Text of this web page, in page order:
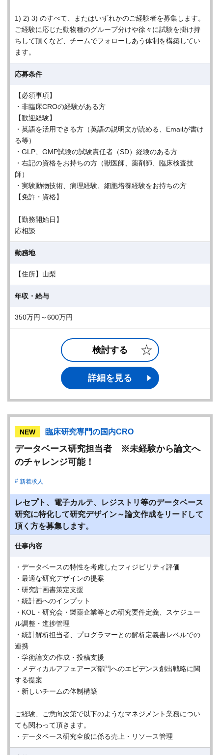
1) 2) 3) のすべて、またはいずれかのご経験者を募集します。
ご経験に応じた動物種のグループ分けや徐々に試験を掛け持
ちして頂くなど、チームでフォローしあう体制を構築してい
ます。
応募条件
【必須事項】
・非臨床CROの経験がある方
【歓迎経験】
・英語を活用できる方（英語の説明文が読める、Emailが書け
る等）
・GLP、GMP試験の試験責任者（SD）経験のある方
・右記の資格をお持ちの方（獣医師、薬剤師、臨床検査技
師）
・実験動物技術、病理経験、細胞培養経験をお持ちの方
【免許・資格】
【勤務開始日】
応相談
勤務地
【住所】山梨
年収・給与
350万円～600万円
検討する
詳細を見る
NEW 臨床研究専門の国内CRO
データベース研究担当者 ※未経験から論文へ
のチャレンジ可能！
新着求人
レセプト、電子カルテ、レジストリ等のデータベース
研究に特化して研究デザイン～論文作成をリードして
頂く方を募集します。
仕事内容
・データベースの特性を考慮したフィジビリティ評価
・最適な研究デザインの提案
・研究計画書策定支援
・統計画へのインプット
・KOL・研究会・製薬企業等との研究要件定義、スケジュー
ル調整・進捗管理
・統計解析担当者、プログラマーとの解析定義書レベルでの
連携
・学術論文の作成・投稿支援
・メディカルアフェアーズ部門へのエビデンス創出戦略に関
する提案
・新しいチームの体制構築
ご経験、ご意向次第で以下のようなマネジメント業務につい
ても関わって頂きます。
・データベース研究全般に係る売上・リソース管理